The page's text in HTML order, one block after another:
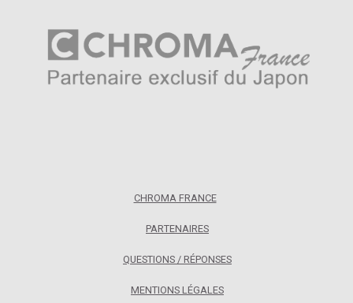
CHROMA FRANCE
PARTENAIRES
QUESTIONS / RÉPONSES
MENTIONS LÉGALES